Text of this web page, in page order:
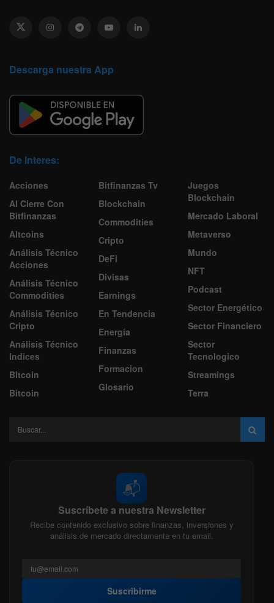
Descarga nuestra App
De Interes:
Acciones
Al Cierre Con
Bitfinanzas
Altcoins
Análisis Técnico
Acciones
Análisis Técnico
Commodities
Análisis Técnico
Cripto
Análisis Técnico
Indices
Bitcoin
Bitcoin
Bitfinanzas Tv
Blockchain
Commodities
Cripto
DeFi
Divisas
Earnings
En Tendencia
Energía
Finanzas
Formacion
Glosario
Juegos
Blockchain
Mercado Laboral
Metaverso
Mundo
NFT
Podcast
Sector Energético
Sector Financiero
Sector
Tecnologico
Streamings
Terra
📬
Suscríbete a nuestra Newsletter
Recibe contenido exclusivo sobre finanzas, inversiones y
análisis de mercado directamente en tu email.
Suscribirme